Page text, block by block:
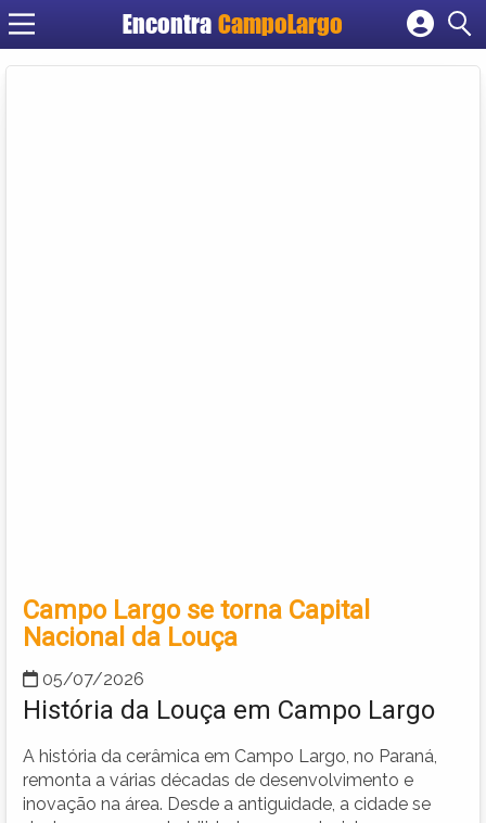
Encontra CampoLargo
Cadastrar empresa
Campo Largo se torna Capital
Nacional da Louça
05/07/2026
História da Louça em Campo Largo
A história da cerâmica em Campo Largo, no Paraná,
remonta a várias décadas de desenvolvimento e
inovação na área. Desde a antiguidade, a cidade se